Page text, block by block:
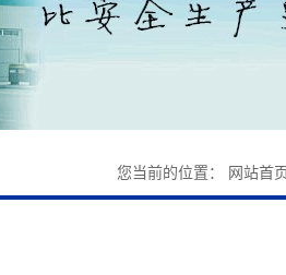
您当前的位置： 网站首页